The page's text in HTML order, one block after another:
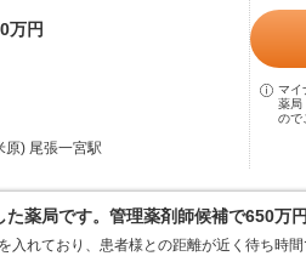
万円
原) 尾張一宮駅
マイ
薬局
ので
薬局です。管理薬剤師候補で650万
入れており、患者様との距離が近く待ち時